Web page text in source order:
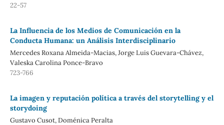
22-57
La Influencia de los Medios de Comunicación en la
Conducta Humana: un Análisis Interdisciplinario
Mercedes Roxana Almeida-Macias, Jorge Luis Guevara-Chávez,
Valeska Carolina Ponce-Bravo
723-766
La imagen y reputación política a través del storytelling y el
storydoing
Gustavo Cusot, Doménica Peralta